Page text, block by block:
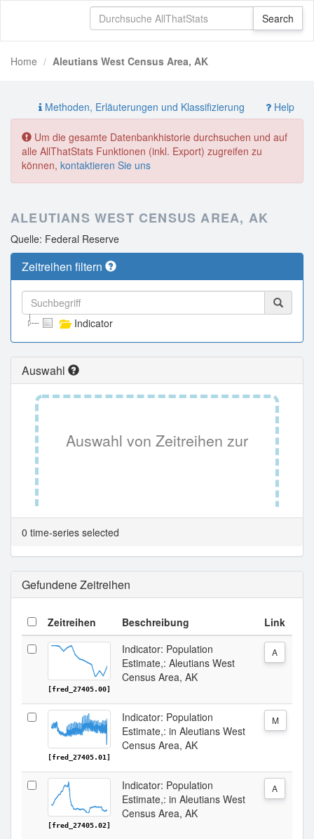
Home Aleutians West Census Area, AK
Methoden, Erläuterungen und Klassifizierung Help
Um die gesamte Datenbankhistorie durchsuchen und auf
alle AllThatStats Funktionen (inkl. Export) zugreifen zu
können, kontaktieren Sie uns
ALEUTIANS WEST CENSUS AREA, AK
Quelle: Federal Reserve
Zeitreihen filtern
Indicator
Auswahl
Auswahl von Zeitreihen zur
Tabellenansicht.
0 time-series selected
Gefundene Zeitreihen
Zeitreihen Beschreibung Link
[fred_27405.00]
Indicator: Population
Estimate,: Aleutians West
Census Area, AK
A
[fred_27405.01]
Indicator: Population
Estimate,: in Aleutians West
Census Area, AK
M
[fred_27405.02]
Indicator: Population
Estimate,: in Aleutians West
Census Area, AK
A